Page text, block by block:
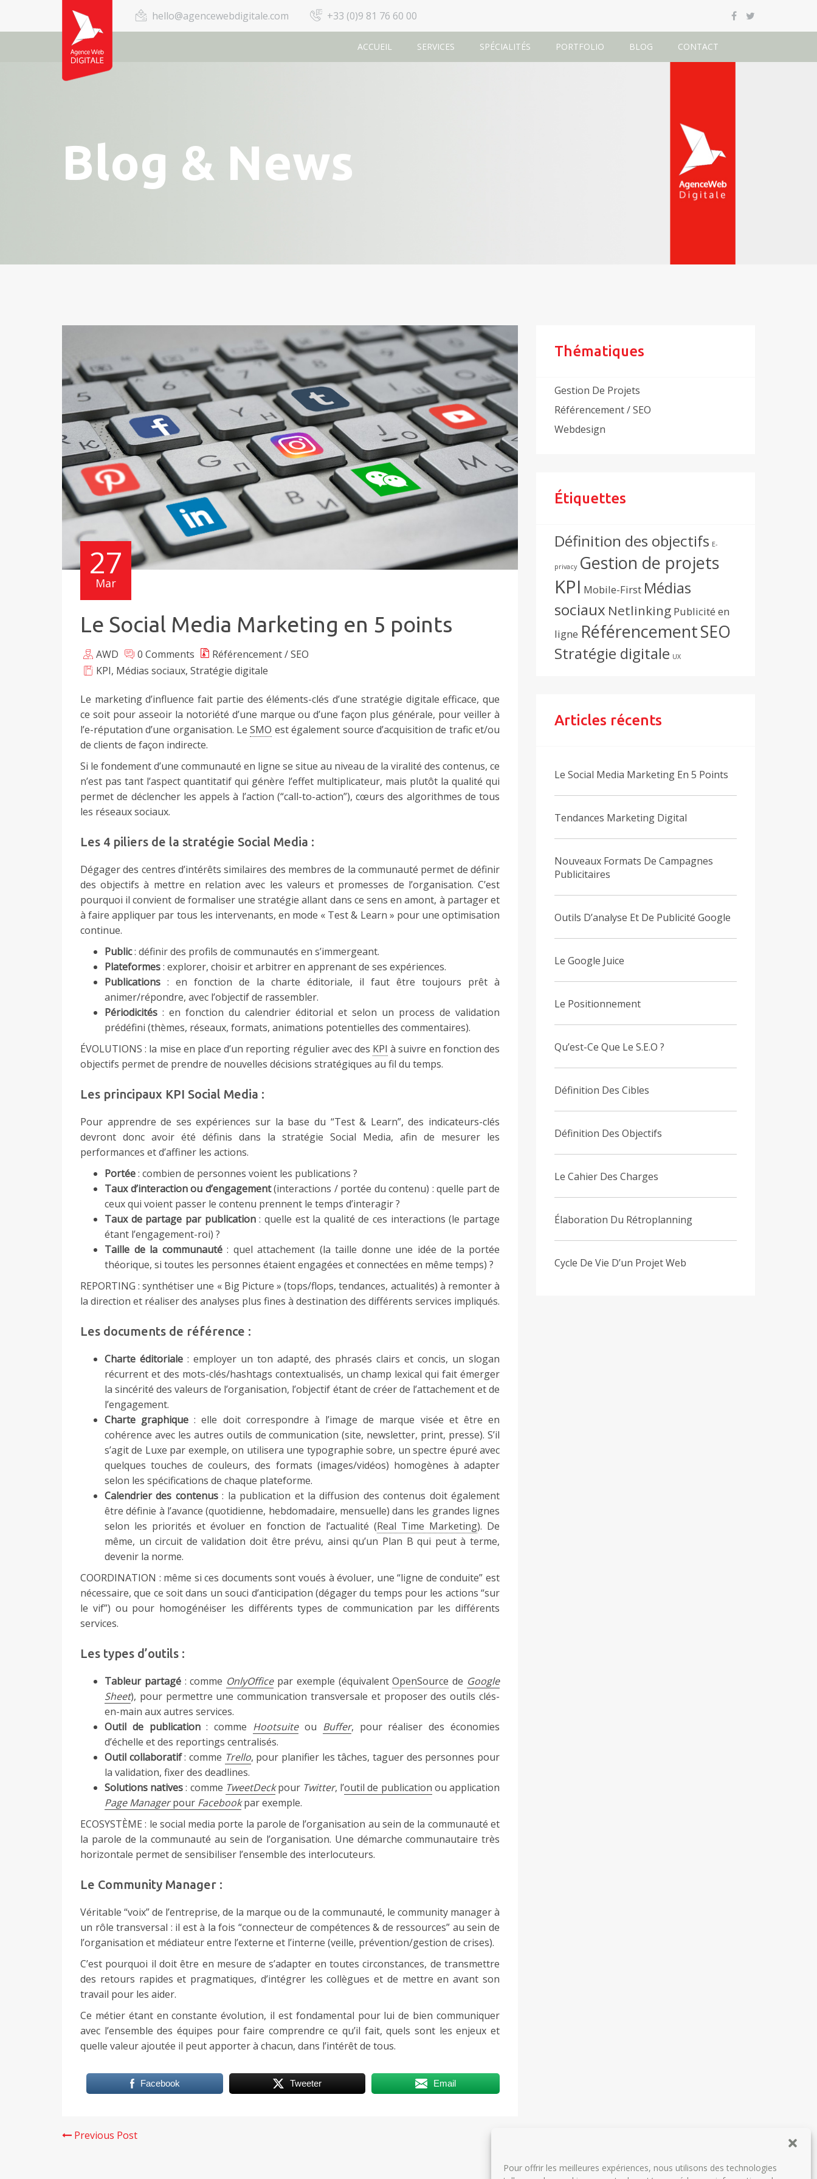
Pour offrir les meilleures expériences, nous utilisons des technologies
hello@agencewebdigitale.com +33 (0)9 81 76 60 00
ACCUEIL SERVICES SPÉCIALITÉS PORTFOLIO BLOG CONTACT
Blog & News
27
Mar
Le Social Media Marketing en 5 points
AWD 0 Comments
Référencement / SEO
KPI, Médias sociaux, Stratégie digitale
Le marketing d’influence fait partie des éléments-clés d’une stratégie digitale efficace, que
ce soit pour asseoir la notoriété d’une marque ou d’une façon plus générale, pour veiller à
l’e-réputation d’une organisation. LeSMO est également source d’acquisition de trafic et/ou
de clients de façon indirecte.
Si le fondement d’une communauté en ligne se situe au niveau de la viralité des contenus, ce
n’est pas tant l’aspect quantitatif qui génère l’effet multiplicateur, mais plutôt la qualité qui
permet de déclencher les appels à l’action (“call-to-action”), cœurs des algorithmes de tous
les réseaux sociaux.
Les 4 piliers de la stratégie Social Media :
Dégager des centres d’intérêts similaires des membres de la communauté permet de définir
des objectifs à mettre en relation avec les valeurs et promesses de l’organisation. C’est
pourquoi il convient de formaliser une stratégie allant dans ce sens en amont, à partager et
à faire appliquer par tous les intervenants, en mode « Test & Learn » pour une optimisation
continue.
Public: définir des profils de communautés en s’immergeant.
Plateformes: explorer, choisir et arbitrer en apprenant de ses expériences.
Publications : en fonction de la charte éditoriale, il faut être toujours prêt à
animer/répondre, avec l’objectif de rassembler.
Périodicités : en fonction du calendrier éditorial et selon un process de validation
prédéfini (thèmes, réseaux, formats, animations potentielles des commentaires).
ÉVOLUTIONS : la mise en place d’un reporting régulier avec des KPI à suivre en fonction des
objectifs permet de prendre de nouvelles décisions stratégiques au fil du temps.
Les principaux KPI Social Media :
Pour apprendre de ses expériences sur la base du “Test & Learn”, des indicateurs-clés
devront donc avoir été définis dans la stratégie Social Media, afin de mesurer les
performances et d’affiner les actions.
Portée: combien de personnes voient les publications ?
Taux d’interaction ou d’engagement(interactions / portée du contenu) : quelle part de
ceux qui voient passer le contenu prennent le temps d’interagir ?
Taux de partage par publication: quelle est la qualité de ces interactions (le partage
étant l’engagement-roi) ?
Taille de la communauté: quel attachement (la taille donne une idée de la portée
théorique, si toutes les personnes étaient engagées et connectées en même temps) ?
REPORTING : synthétiser une « Big Picture » (tops/flops, tendances, actualités) à remonter à
la direction et réaliser des analyses plus fines à destination des différents services impliqués.
Les documents de référence :
Charte éditoriale: employer un ton adapté, des phrasés clairs et concis, un slogan
récurrent et des mots-clés/hashtags contextualisés, un champ lexical qui fait émerger
la sincérité des valeurs de l’organisation, l’objectif étant de créer de l’attachement et de
l’engagement.
Charte graphique : elle doit correspondre à l’image de marque visée et être en
cohérence avec les autres outils de communication (site, newsletter, print, presse). S’il
s’agit de Luxe par exemple, on utilisera une typographie sobre, un spectre épuré avec
quelques touches de couleurs, des formats (images/vidéos) homogènes à adapter
selon les spécifications de chaque plateforme.
Calendrier des contenus: la publication et la diffusion des contenus doit également
être définie à l’avance (quotidienne, hebdomadaire, mensuelle) dans les grandes lignes
selon les priorités et évoluer en fonction de l’actualité (Real Time Marketing). De
même, un circuit de validation doit être prévu, ainsi qu’un Plan B qui peut à terme,
devenir la norme.
COORDINATION : même si ces documents sont voués à évoluer, une “ligne de conduite” est
nécessaire, que ce soit dans un souci d’anticipation (dégager du temps pour les actions “sur
le vif”) ou pour homogénéiser les différents types de communication par les différents
services.
Les types d’outils :
Tableur partagé: comme OnlyOfficepar exemple (équivalentOpenSource de Google
Sheet), pour permettre une communication transversale et proposer des outils clés-
en-main aux autres services.
Outil de publication: comme Hootsuiteou Buffer, pour réaliser des économies
d’échelle et des reportings centralisés.
Outil collaboratif: comme Trello, pour planifier les tâches, taguer des personnes pour
la validation, fixer des deadlines.
Solutions natives: comme TweetDeckpour Twitter, l’outil de publication ou application
Page Managerpour Facebookpar exemple.
ECOSYSTÈME : le social media porte la parole de l’organisation au sein de la communauté et
la parole de la communauté au sein de l’organisation. Une démarche communautaire très
horizontale permet de sensibiliser l’ensemble des interlocuteurs.
Le Community Manager :
Véritable “voix” de l’entreprise, de la marque ou de la communauté, le community manager à
un rôle transversal : il est à la fois “connecteur de compétences & de ressources” au sein de
l’organisation et médiateur entre l’externe et l’interne (veille, prévention/gestion de crises).
C’est pourquoi il doit être en mesure de s’adapter en toutes circonstances, de transmettre
des retours rapides et pragmatiques, d’intégrer les collègues et de mettre en avant son
travail pour les aider.
Ce métier étant en constante évolution, il est fondamental pour lui de bien communiquer
avec l’ensemble des équipes pour faire comprendre ce qu’il fait, quels sont les enjeux et
quelle valeur ajoutée il peut apporter à chacun, dans l’intérêt de tous.
Facebook Tweeter Email
Previous Post
Thématiques
Gestion De Projets
Référencement / SEO
Webdesign
Étiquettes
Définition des objectifs E-
privacy Gestion de projets
KPI Mobile-First Médias
sociaux Netlinking Publicité en
ligne RéférencementSEO
Stratégie digitale UX
Articles récents
Le Social Media Marketing En 5 Points
Tendances Marketing Digital
Nouveaux Formats De Campagnes
Publicitaires
Outils D’analyse Et De Publicité Google
Le Google Juice
Le Positionnement
Qu’est-Ce Que Le S.E.O ?
Définition Des Cibles
Définition Des Objectifs
Le Cahier Des Charges
Élaboration Du Rétroplanning
Cycle De Vie D’un Projet Web